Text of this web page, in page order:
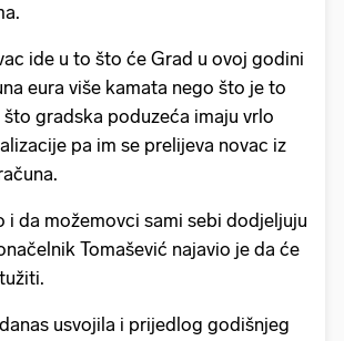
ide u to što će Grad u ovoj godini
eura više kamata nego što je to
gradska poduzeća imaju vrlo
pa im se prelijeva novac iz
i da možemovci sami sebi dodjeljuju
Tomašević najavio je da će
usvojila i prijedlog godišnjeg